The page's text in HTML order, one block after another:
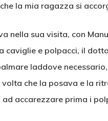
la mia ragazza si
nella sua visita, con
caviglie e polpacci, il
laddove
che la posava e la
accarezzare prima i